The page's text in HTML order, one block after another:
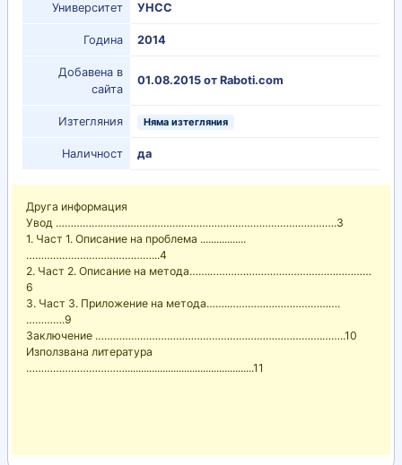
Университет УНСС
Година 2014
Добавена в
сайта
01.08.2015 от Raboti.com
Изтегляния Няма изтегляния
Наличност да
Друга информация
Увод ………………………………………………………………………………….3
1. Част 1. Описание на проблема .................
……………………………………...4
2. Част 2. Описание на метода…….………………………………………………
6
3. Част 3. Приложение на метода……..……………………………….
………….9
Заключение ………………………………………………………………….……..10
Използвана литература
……………………………................................................11